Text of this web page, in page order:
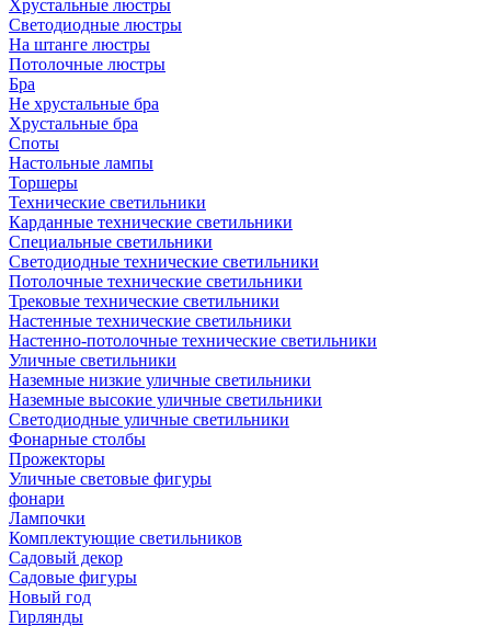
Хрустальные люстры
Светодиодные люстры
На штанге люстры
Потолочные люстры
Бра
Не хрустальные бра
Хрустальные бра
Споты
Настольные лампы
Торшеры
Технические светильники
Карданные технические светильники
Специальные светильники
Светодиодные технические светильники
Потолочные технические светильники
Трековые технические светильники
Настенные технические светильники
Настенно-потолочные технические светильники
Уличные светильники
Наземные низкие уличные светильники
Наземные высокие уличные светильники
Светодиодные уличные светильники
Фонарные столбы
Прожекторы
Уличные световые фигуры
фонари
Лампочки
Комплектующие светильников
Садовый декор
Садовые фигуры
Новый год
Гирлянды